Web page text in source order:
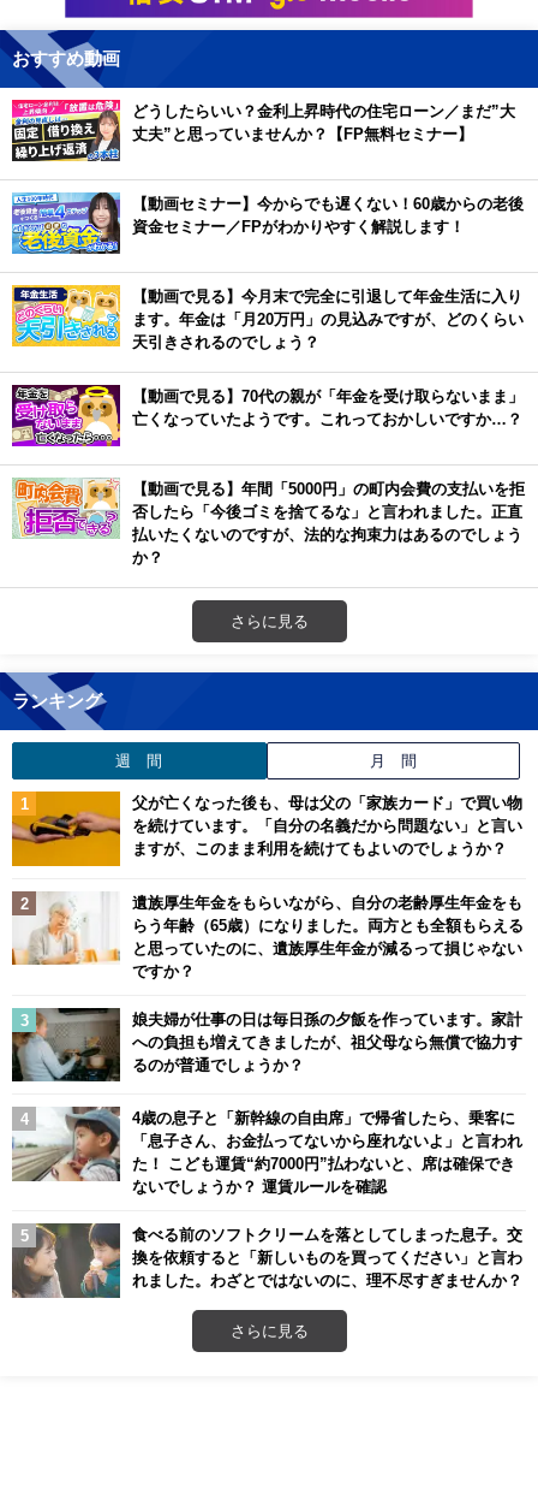
おすすめ動画
どうしたらいい？金利上昇時代の住宅ローン／まだ”大
丈夫”と思っていませんか？【FP無料セミナー】
【動画セミナー】今からでも遅くない！60歳からの老後
資金セミナー／FPがわかりやすく解説します！
【動画で見る】今月末で完全に引退して年金生活に入り
ます。年金は「月20万円」の見込みですが、どのくらい
天引きされるのでしょう？
【動画で見る】70代の親が「年金を受け取らないまま」
亡くなっていたようです。これっておかしいですか…？
【動画で見る】年間「5000円」の町内会費の支払いを拒
否したら「今後ゴミを捨てるな」と言われました。正直
払いたくないのですが、法的な拘束力はあるのでしょう
か？
さらに見る
ランキング
週 間 月 間
父が亡くなった後も、母は父の「家族カード」で買い物
を続けています。「自分の名義だから問題ない」と言い
ますが、このまま利用を続けてもよいのでしょうか？
遺族厚生年金をもらいながら、自分の老齢厚生年金をも
らう年齢（65歳）になりました。両方とも全額もらえる
と思っていたのに、遺族厚生年金が減るって損じゃない
ですか？
娘夫婦が仕事の日は毎日孫の夕飯を作っています。家計
への負担も増えてきましたが、祖父母なら無償で協力す
るのが普通でしょうか？
4歳の息子と「新幹線の自由席」で帰省したら、乗客に
「息子さん、お金払ってないから座れないよ」と言われ
た！ こども運賃“約7000円”払わないと、席は確保でき
ないでしょうか？ 運賃ルールを確認
食べる前のソフトクリームを落としてしまった息子。交
換を依頼すると「新しいものを買ってください」と言わ
れました。わざとではないのに、理不尽すぎませんか？
さらに見る